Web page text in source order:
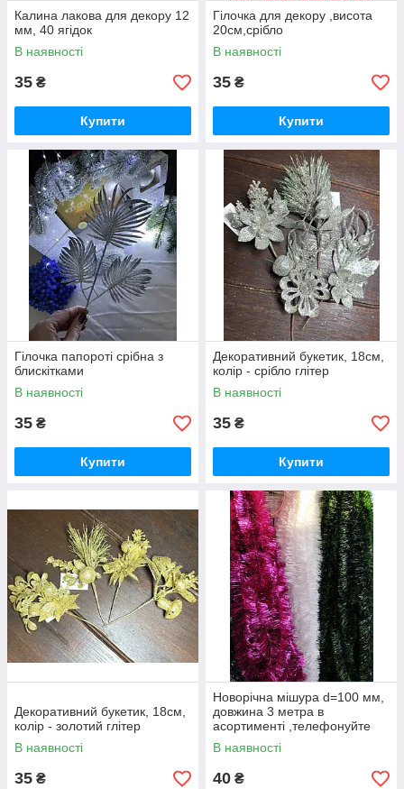
Калина лакова для декору 12
мм, 40 ягідок
В наявності
35 ₴
Купити
Гілочка для декору ,висота
20см,срібло
В наявності
35 ₴
Купити
Гілочка папороті срібна з
блискітками
В наявності
35 ₴
Купити
Декоративний букетик, 18см,
колір - срібло глітер
В наявності
35 ₴
Купити
Декоративний букетик, 18см,
колір - золотий глітер
В наявності
35 ₴
Новорічна мішура d=100 мм,
довжина 3 метра в
асортименті ,телефонуйте
0506599950
В наявності
40 ₴